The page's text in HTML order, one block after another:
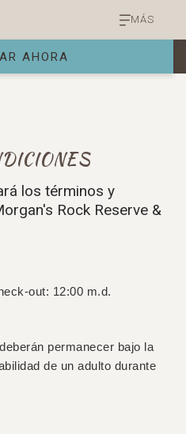
MÁS
AHORA
los términos y
Rock Reserve &
out: 12:00 m.d.
permanecer bajo la
de un adulto durante